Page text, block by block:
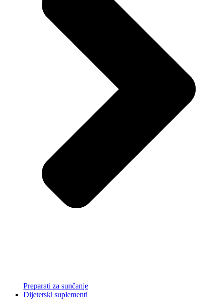
Preparati za sunčanje
Dijetetski suplementi